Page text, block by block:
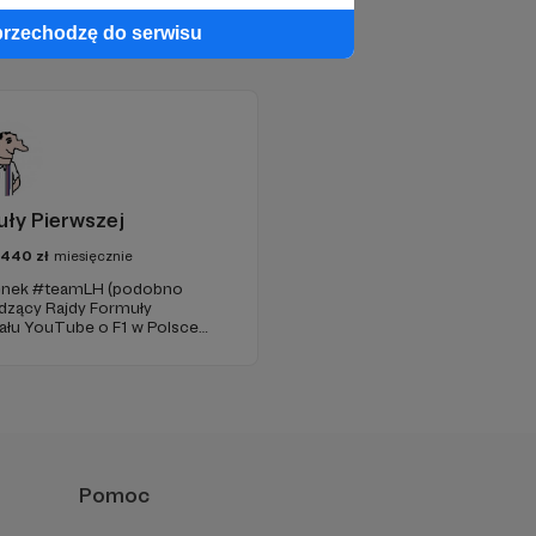
do serwisu
Pierwszej
zł miesięcznie
#teamLH (podobno
Rajdy Formuły
YouTube o F1 w Polsce
Pomoc